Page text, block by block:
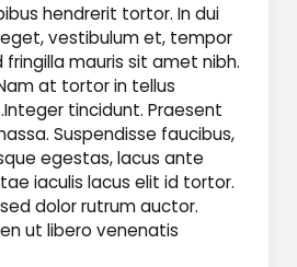
hendrerit tortor. In dui
vestibulum et, tempor
fringilla mauris sit amet nibh.
at tortor in tellus
tincidunt. Praesent
Suspendisse faucibus,
egestas, lacus ante
iaculis lacus elit id tortor.
dolor rutrum auctor.
ut libero venenatis